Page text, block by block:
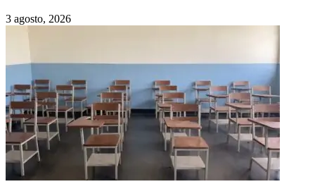
3 agosto, 2026